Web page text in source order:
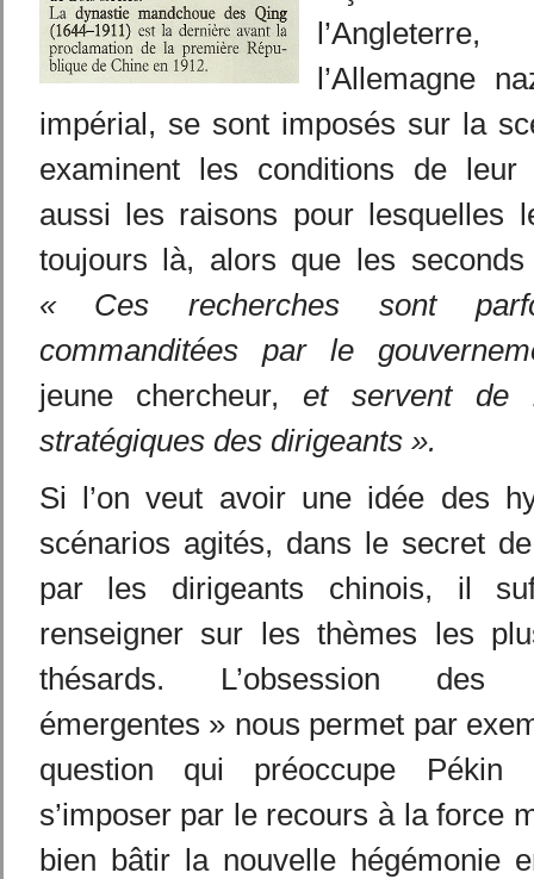
l’Allemagne
impérial, se sont imposés sur la
examinent les conditions de leur
aussi les raisons pour lesquelles
toujours là, alors que les
« Ces recherches sont
commanditées par le
jeune chercheur, et servent de
stratégiques des dirigeants ».
Si l’on veut avoir une idée des
scénarios agités, dans le secret
par les dirigeants chinois, il
renseigner sur les thèmes les
thésards. L’obsession des
émergentes » nous permet par
question qui préoccupe
s’imposer par le recours à la force
bien bâtir la nouvelle hégémonie